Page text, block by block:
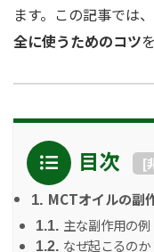
ます。この記事では、
全に使うためのコツ
目次 [
1. MCTオイルの副
1.1. 主な副作用の例
1.2. なぜ起こるのか